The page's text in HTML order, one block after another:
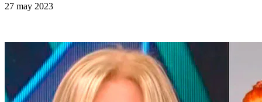
27 may 2023